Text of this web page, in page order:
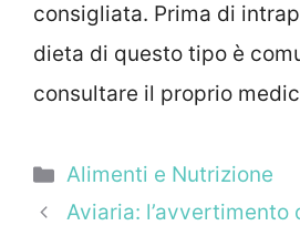
consigliata. Prima di
dieta di questo tipo è
consultare il proprio
Categorie
Alimenti e Nutrizione
Aviaria: l’avvertimento